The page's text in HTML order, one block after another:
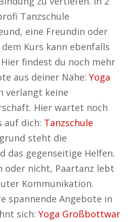
Tanzschule
eine Freundin oder
Kurs kann ebenfalls
findest du noch mehr
aus deiner Nähe: Yoga
verlangt keine
Hier wartet noch
auf dich: Tanzschule
steht die
das gegenseitige Helfen.
oder nicht, Paartanz lebt
Kommunikation.
spannende Angebote in
sich: Yoga Großbottwar